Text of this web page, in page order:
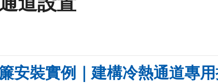
安裝實例｜建構冷熱通道專